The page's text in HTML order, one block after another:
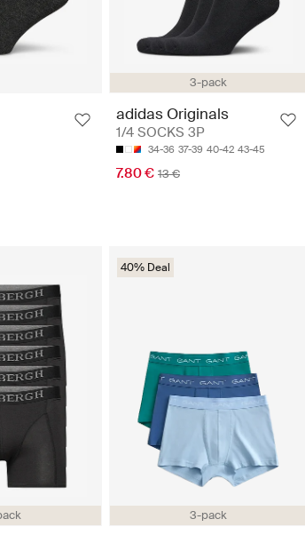
3-pack
adidas Originals
1/4 SOCKS 3P
34-36 37-39 40-42 43-45
7.80 € 13 €
3-pack
40% Deal